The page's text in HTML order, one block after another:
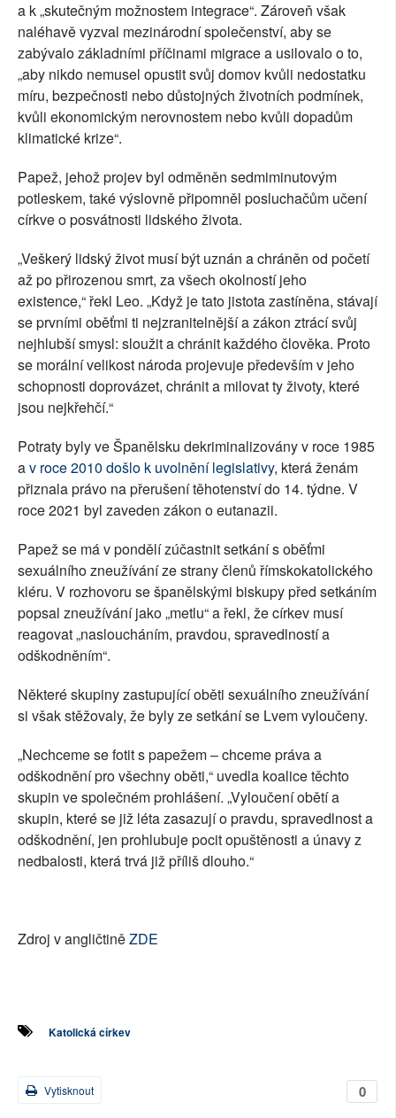
a k „skutečným možnostem integrace“. Zároveň však
naléhavě vyzval mezinárodní společenství, aby se
zabývalo základními příčinami migrace a usilovalo o to,
„aby nikdo nemusel opustit svůj domov kvůli nedostatku
míru, bezpečnosti nebo důstojných životních podmínek,
kvůli ekonomickým nerovnostem nebo kvůli dopadům
klimatické krize“.
Papež, jehož projev byl odměněn sedmiminutovým
potleskem, také výslovně připomněl posluchačům učení
církve o posvátnosti lidského života.
„Veškerý lidský život musí být uznán a chráněn od početí
až po přirozenou smrt, za všech okolností jeho
existence,“ řekl Leo. „Když je tato jistota zastíněna, stávají
se prvními oběťmi ti nejzranitelnější a zákon ztrácí svůj
nejhlubší smysl: sloužit a chránit každého člověka. Proto
se morální velikost národa projevuje především v jeho
schopnosti doprovázet, chránit a milovat ty životy, které
jsou nejkřehčí.“
Potraty byly ve Španělsku dekriminalizovány v roce 1985
av roce 2010 došlo k uvolnění legislativy, která ženám
přiznala právo na přerušení těhotenství do 14. týdne. V
roce 2021 byl zaveden zákon o eutanazii.
Papež se má v pondělí zúčastnit setkání s oběťmi
sexuálního zneužívání ze strany členů římskokatolického
kléru. V rozhovoru se španělskými biskupy před setkáním
popsal zneužívání jako „metlu“ a řekl, že církev musí
reagovat „nasloucháním, pravdou, spravedlností a
odškodněním“.
Některé skupiny zastupující oběti sexuálního zneužívání
si však stěžovaly, že byly ze setkání se Lvem vyloučeny.
„Nechceme se fotit s papežem – chceme práva a
odškodnění pro všechny oběti,“ uvedla koalice těchto
skupin ve společném prohlášení. „Vyloučení obětí a
skupin, které se již léta zasazují o pravdu, spravedlnost a
odškodnění, jen prohlubuje pocit opuštěnosti a únavy z
nedbalosti, která trvá již příliš dlouho.“
Zdroj v angličtiněZDE
Katolická církev
0
Vytisknout